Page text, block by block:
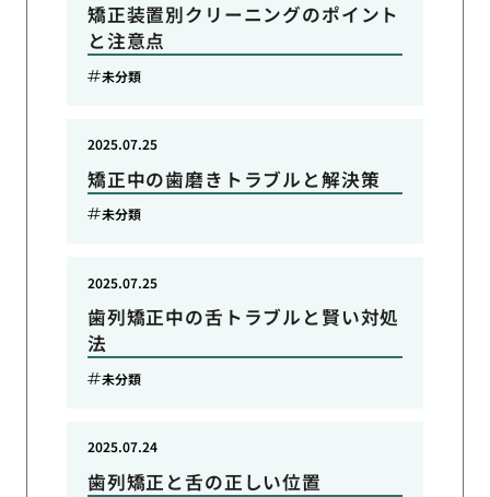
矯正装置別クリーニングのポイント
と注意点
未分類
矯正中の歯磨きトラブルと解決策
2025.07.25
未分類
歯列矯正中の舌トラブルと賢い対処
法
2025.07.25
未分類
歯列矯正と舌の正しい位置
2025.07.24